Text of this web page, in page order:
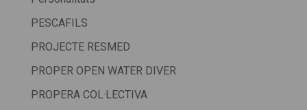
PESCAFILS
PROJECTE RESMED
PROPER OPEN WATER DIVER
PROPERA COL·LECTIVA